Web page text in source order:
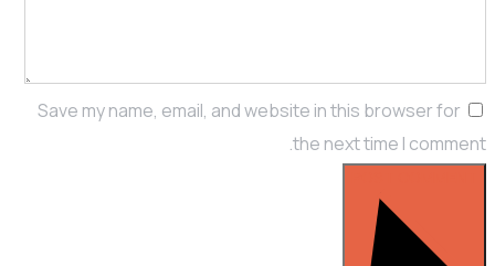
Save my name, email, and website in this browser for
the next time I comment.